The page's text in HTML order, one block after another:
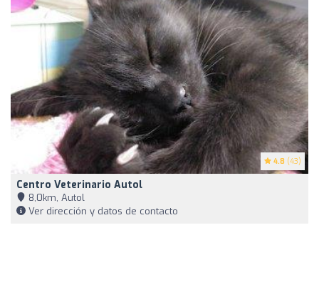
4.8 (43)
Centro Veterinario Autol
8,0km, Autol
Ver dirección y datos de contacto